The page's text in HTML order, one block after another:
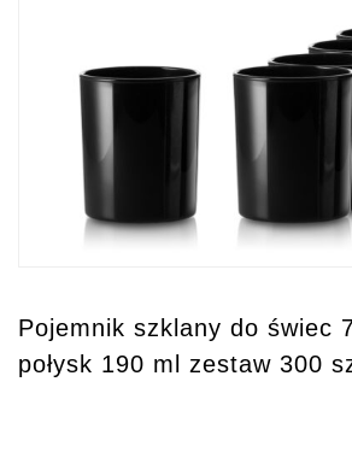
Pojemnik szklany do świec
połysk 190 ml zestaw 300